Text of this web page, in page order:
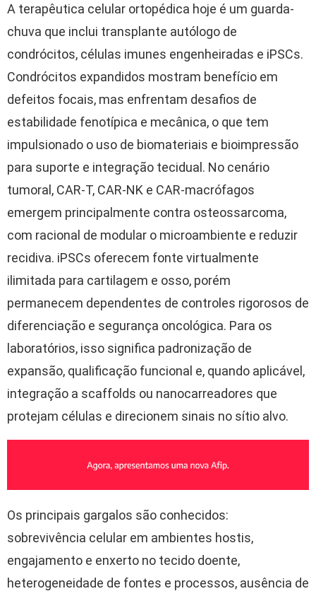
A terapêutica celular ortopédica hoje é um guarda-
chuva que inclui transplante autólogo de
condrócitos, células imunes engenheiradas e iPSCs.
Condrócitos expandidos mostram benefício em
defeitos focais, mas enfrentam desafios de
estabilidade fenotípica e mecânica, o que tem
impulsionado o uso de biomateriais e bioimpressão
para suporte e integração tecidual. No cenário
tumoral, CAR-T, CAR-NK e CAR-macrófagos
emergem principalmente contra osteossarcoma,
com racional de modular o microambiente e reduzir
recidiva. iPSCs oferecem fonte virtualmente
ilimitada para cartilagem e osso, porém
permanecem dependentes de controles rigorosos de
diferenciação e segurança oncológica. Para os
laboratórios, isso significa padronização de
expansão, qualificação funcional e, quando aplicável,
integração a scaffolds ou nanocarreadores que
protejam células e direcionem sinais no sítio alvo.
Os principais gargalos são conhecidos:
sobrevivência celular em ambientes hostis,
engajamento e enxerto no tecido doente,
heterogeneidade de fontes e processos, ausência de